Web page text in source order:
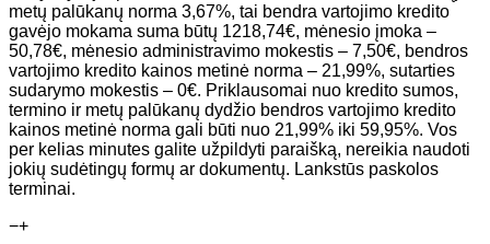
metų palūkanų norma 3,67%, tai bendra vartojimo kredito
gavėjo mokama suma būtų 1218,74€, mėnesio įmoka –
50,78€, mėnesio administravimo mokestis – 7,50€, bendros
vartojimo kredito kainos metinė norma – 21,99%, sutarties
sudarymo mokestis – 0€. Priklausomai nuo kredito sumos,
termino ir metų palūkanų dydžio bendros vartojimo kredito
kainos metinė norma gali būti nuo 21,99% iki 59,95%. Vos
per kelias minutes galite užpildyti paraišką, nereikia naudoti
jokių sudėtingų formų ar dokumentų. Lankstūs paskolos
terminai.
−+